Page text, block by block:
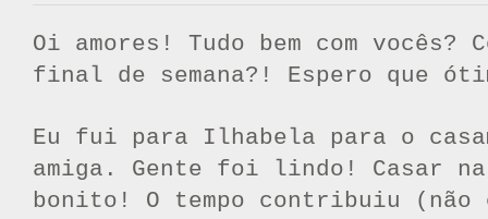
Oi amores! Tudo bem com vocês?
final de semana?! Espero que
Eu fui para Ilhabela para o
amiga. Gente foi lindo! Casar
bonito! O tempo contribuiu (não